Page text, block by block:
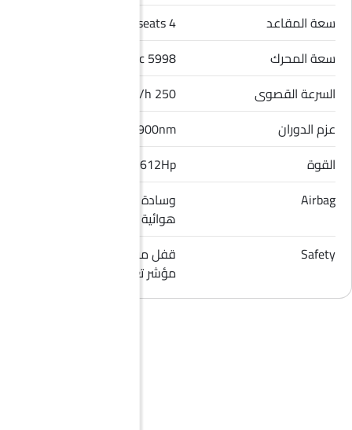
سعة المقاعد
4 seats
سعة المحرك
5998 cc
السرعة القصوى
250 Km/h
عزم الدوران
900nm
القوة
612Hp
Airbag
وسادة هوائية للسائق, وسادة
هوائية للراكب الأمامي
Safety
قفل مركزي, إنذار ضد السرقة,
مؤشر تغيير المسار